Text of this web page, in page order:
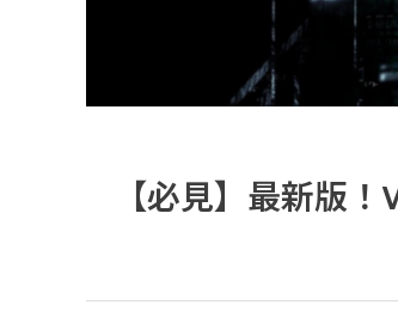
【必見】最新版